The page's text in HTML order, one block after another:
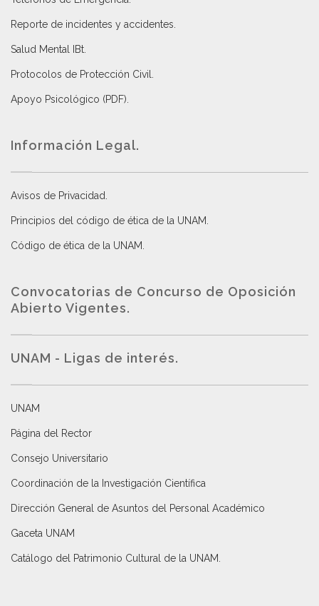
Reporte de incidentes y accidentes
Salud Mental IBt
Protocolos de Protección Civil
Apoyo Psicológico (PDF)
Información Legal.
Avisos de Privacidad
Principios del código de ética de la UNAM
Código de ética de la UNAM
Convocatorias de Concurso de Oposición
Abierto Vigentes.
UNAM - Ligas de interés.
UNAM
Página del Rector
Consejo Universitario
Coordinación de la Investigación Científica
Dirección General de Asuntos del Personal Académico
Gaceta UNAM
Catálogo del Patrimonio Cultural de la UNAM.